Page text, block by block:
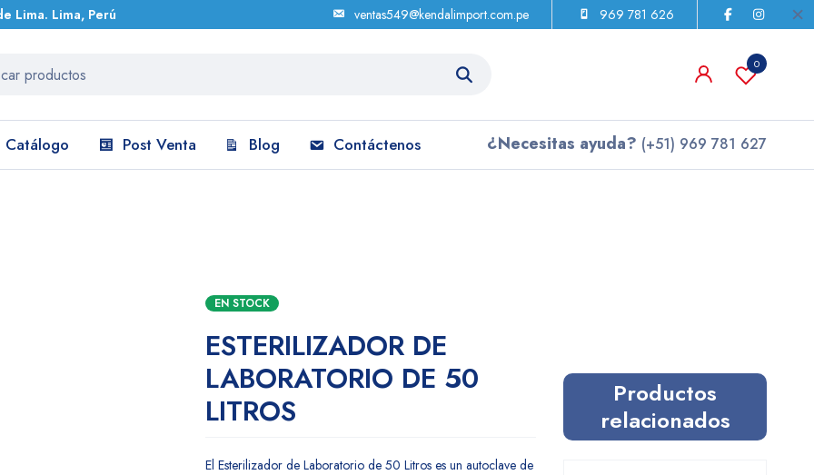
Lima. Lima, Perú ventas549@kendalimport.com.pe 969 781 626
0
Catálogo Post Venta Blog Contáctenos ¿Necesitas ayuda? (+51) 969 781 627
EN STOCK
ESTERILIZADOR DE
LABORATORIO DE 50
LITROS
El Esterilizador de Laboratorio de 50 Litros es un autoclave de
Productos
relacionados